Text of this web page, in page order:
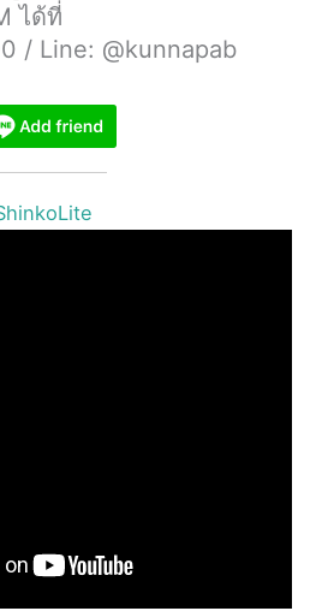
ได้ที่
/ Line: @kunnapab